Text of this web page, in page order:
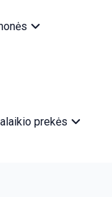
prekės